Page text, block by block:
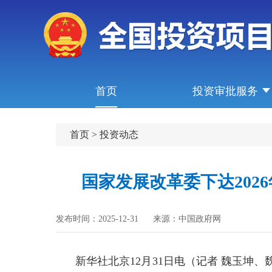
首页 投资审批服务
首页 >投资动态
国家发展改革委下达
发布时间：2025-12-31 来源：中国政府网
新华社北京12月31日电（记者 魏玉坤